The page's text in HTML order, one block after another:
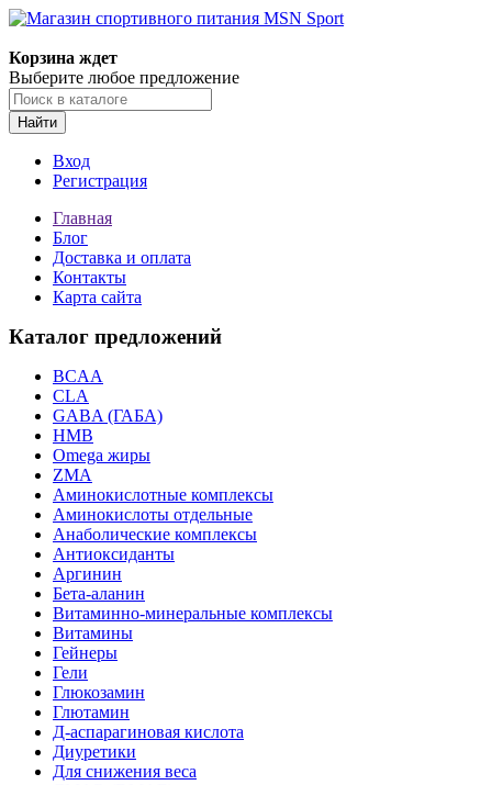
Корзина ждет
Выберите любое предложение
Найти
Вход
Регистрация
Главная
Блог
Доставка и оплата
Контакты
Карта сайта
Каталог предложений
BCAA
CLA
GABA (ГАБА)
HMB
Omega жиры
ZMA
Аминокислотные комплексы
Аминокислоты отдельные
Анаболические комплексы
Антиоксиданты
Аргинин
Бета-аланин
Витаминно-минеральные комплексы
Витамины
Гейнеры
Гели
Глюкозамин
Глютамин
Д-аспарагиновая кислота
Диуретики
Для снижения веса